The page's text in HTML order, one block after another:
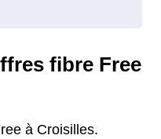
fibre Free
à Croisilles.